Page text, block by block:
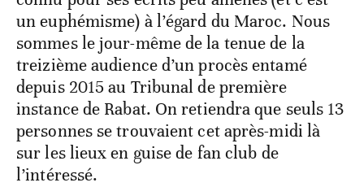
un euphémisme) à l’égard du Maroc. Nous
sommes le jour-même de la tenue de la
treizième audience d’un procès entamé
depuis 2015 au Tribunal de première
instance de Rabat. On retiendra que seuls 13
personnes se trouvaient cet après-midi là
sur les lieux en guise de fan club de
l’intéressé.